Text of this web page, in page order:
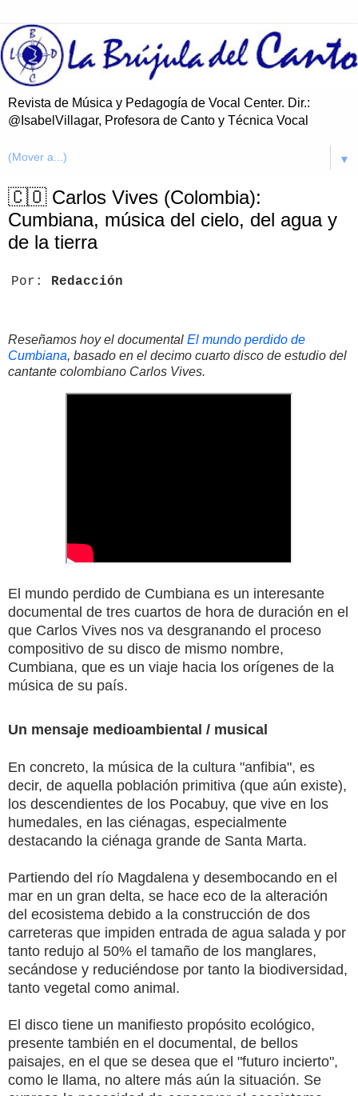
Revista de Música y Pedagogía de Vocal Center. Dir.:
@IsabelVillagar, Profesora de Canto y Técnica Vocal
▼
🇨🇴 Carlos Vives (Colombia):
Cumbiana, música del cielo, del agua y
de la tierra
Por: Redacción
Reseñamos hoy el documental El mundo perdido de
Cumbiana, basado en el decimo cuarto disco de estudio del
cantante colombiano Carlos Vives.
El mundo perdido de Cumbiana es un interesante
documental de tres cuartos de hora de duración en el
que Carlos Vives nos va desgranando el proceso
compositivo de su disco de mismo nombre,
Cumbiana, que es un viaje hacia los orígenes de la
música de su país.
Un mensaje medioambiental / musical
En concreto, la música de la cultura "anfibia", es
decir, de aquella población primitiva (que aún existe),
los descendientes de los Pocabuy, que vive en los
humedales, en las ciénagas, especialmente
destacando la ciénaga grande de Santa Marta.
Partiendo del río Magdalena y desembocando en el
mar en un gran delta, se hace eco de la alteración
del ecosistema debido a la construcción de dos
carreteras que impiden entrada de agua salada y por
tanto redujo al 50% el tamaño de los manglares,
secándose y reduciéndose por tanto la biodiversidad,
tanto vegetal como animal.
El disco tiene un manifiesto propósito ecológico,
presente también en el documental, de bellos
paisajes, en el que se desea que el "futuro incierto",
como le llama, no altere más aún la situación. Se